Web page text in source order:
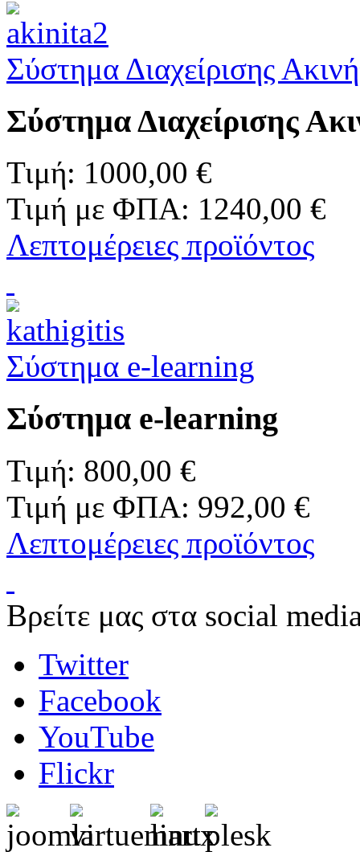
Σύστημα Διαχείρισης
Σύστημα Διαχείρισης
Τιμή: 1000,00 €
Τιμή με ΦΠΑ: 1240,00 €
Λεπτομέρειες προϊόντος
Σύστημα e-learning
Σύστημα e-learning
Τιμή: 800,00 €
Τιμή με ΦΠΑ: 992,00 €
Λεπτομέρειες προϊόντος
Βρείτε μας στα social
Twitter
Facebook
YouTube
Flickr